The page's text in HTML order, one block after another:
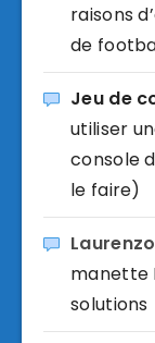
raisons
de
Jeu de
utiliser
console
le faire)
manette
solutions